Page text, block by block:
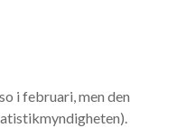
i februari, men den